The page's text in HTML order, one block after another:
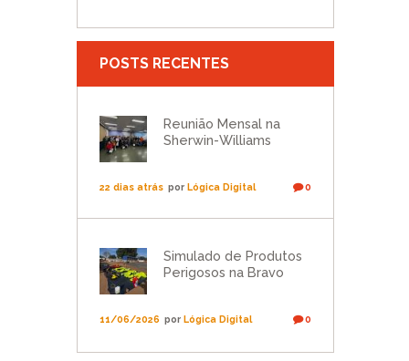
POSTS RECENTES
Reunião Mensal na
Sherwin-Williams
22 dias atrás por Lógica Digital 0
Simulado de Produtos
Perigosos na Bravo
11/06/2026 por Lógica Digital 0